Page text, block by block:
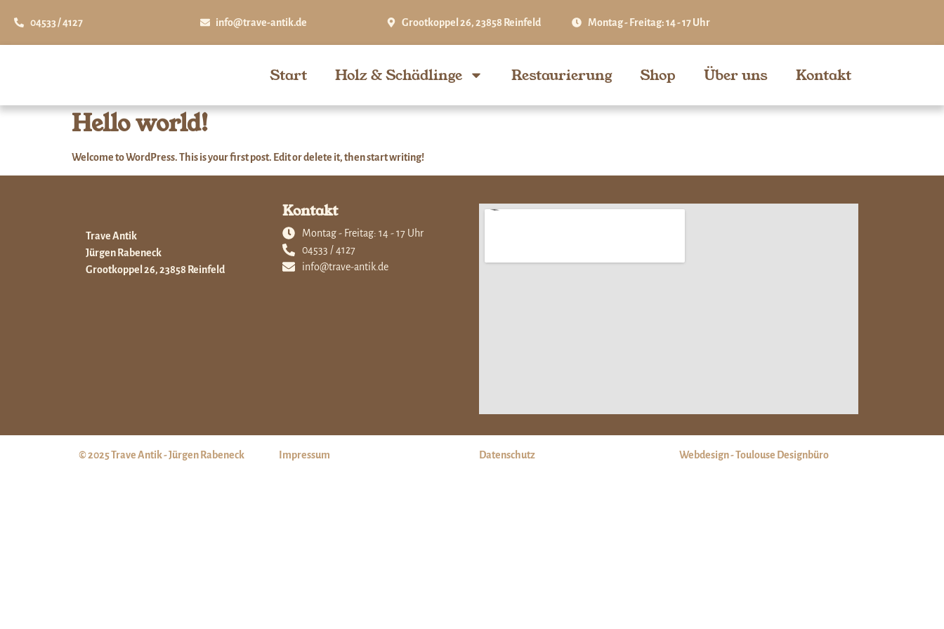
04533 / 4127 info@trave-antik.de Grootkoppel 26, 23858 Reinfeld Montag - Freitag: 14 - 17 Uhr
Start Holz & Schädlinge Restaurierung Shop Über uns Kontakt
Hello world!
Welcome to WordPress. This is your first post. Edit or delete it, then start writing!
Trave Antik
Jürgen Rabeneck
Grootkoppel 26, 23858 Reinfeld
Kontakt
Montag - Freitag: 14 - 17 Uhr
04533 / 4127
info@trave-antik.de
© 2025 Trave Antik - Jürgen Rabeneck Impressum Datenschutz Webdesign - Toulouse Designbüro